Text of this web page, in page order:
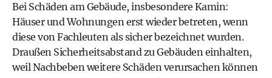
Bei Schäden am Gebäude, insbesondere Kamin:
Häuser und Wohnungen erst wieder betreten, wenn
diese von Fachleuten als sicher bezeichnet wurden.
Draußen Sicherheitsabstand zu Gebäuden einhalten,
weil Nachbeben weitere Schäden verursachen können